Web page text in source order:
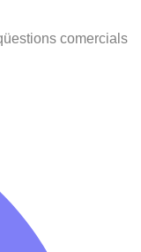
comercials